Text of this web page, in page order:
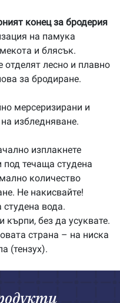
конец за бродерия
на памука
и блясък.
отделят лесно и плавно
за бродиране.
мерсеризирани и
избледняване.
изплакнете
течаща студена
количество
Не накисвайте!
вода.
без да усуквате.
страна – на ниска
(тензух).